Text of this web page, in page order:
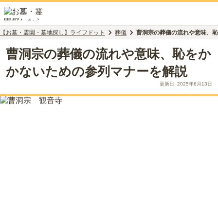
【お墓・霊園・墓地探し】ライフドット 葬儀 曹洞宗の葬儀の流れや意味、
曹洞宗の葬儀の流れや意味、恥をか
かないための参列マナーを解説
更新日: 2025年6月13日